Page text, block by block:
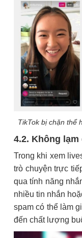
TikTok bị chặn thể
4.2. Không
Trong khi xem
trò chuyện trực
qua tính năng
nhiều tin nhắn
spam có thể làm
đến chất lượng